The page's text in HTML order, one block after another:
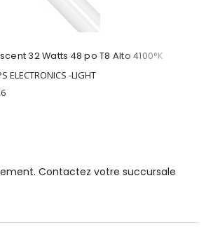
32 Watts 48 po T8 Alto 4100°K
ELECTRONICS -LIGHT
Contactez votre succursale